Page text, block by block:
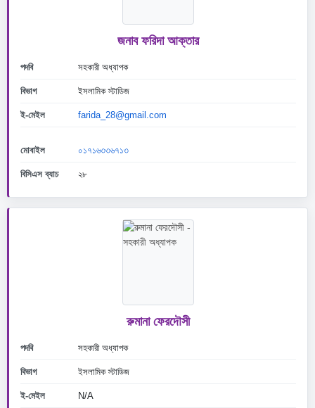
জনাব ফরিদা আক্তার
পদবি সহকারী অধ্যাপক
বিভাগ ইসলামিক স্টাডিজ
ই-মেইল farida_28@gmail.com
মোবাইল ০১৭১৬৩৩৬৭১৩
বিসিএস ব্যাচ ২৮
রুমানা ফেরদৌসী
পদবি সহকারী অধ্যাপক
বিভাগ ইসলামিক স্টাডিজ
ই-মেইল N/A